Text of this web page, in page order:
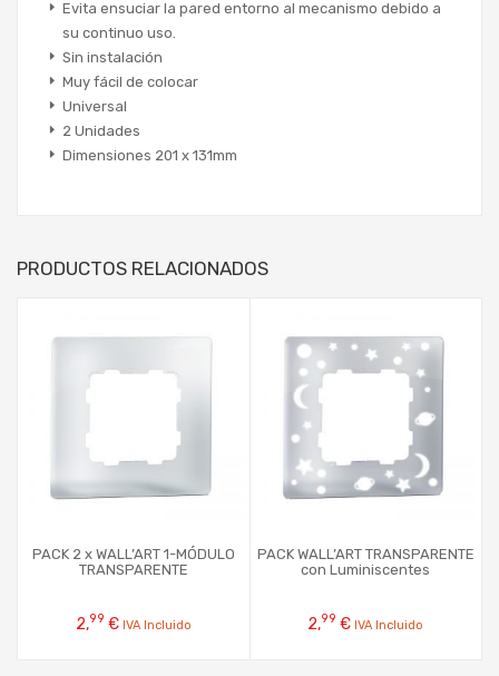
Evita ensuciar la pared entorno al mecanismo debido a
su continuo uso.
Sin instalación
Muy fácil de colocar
Universal
2 Unidades
Dimensiones 201 x 131mm
PRODUCTOS RELACIONADOS
PACK 2 x WALL’ART 1-MÓDULO
TRANSPARENTE
2,99 € IVA Incluido
PACK WALL’ART TRANSPARENTE
con Luminiscentes
2,99 € IVA Incluido